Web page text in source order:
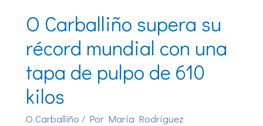
O Carballiño supera su
récord mundial con una
tapa de pulpo de 610
kilos
O Carballiño / Por María Rodríguez